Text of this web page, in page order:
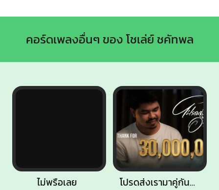
คอร์ดเพลงอื่นๆ ของ โชเล่ย์ ชคัทพล
โปรดส่งเรามาคู่กันอีกได้ไหม
ไม่พรือเลย